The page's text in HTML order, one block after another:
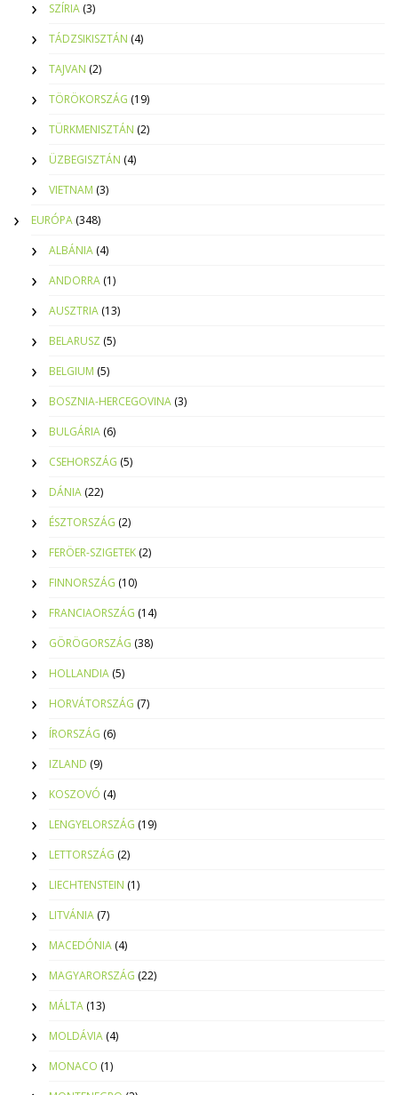
SZÍRIA (3)
TÁDZSIKISZTÁN (4)
TAJVAN (2)
TÖRÖKORSZÁG (19)
TÜRKMENISZTÁN (2)
ÜZBEGISZTÁN (4)
VIETNAM (3)
EURÓPA (348)
ALBÁNIA (4)
ANDORRA (1)
AUSZTRIA (13)
BELARUSZ (5)
BELGIUM (5)
BOSZNIA-HERCEGOVINA (3)
BULGÁRIA (6)
CSEHORSZÁG (5)
DÁNIA (22)
ÉSZTORSZÁG (2)
FERÖER-SZIGETEK (2)
FINNORSZÁG (10)
FRANCIAORSZÁG (14)
GÖRÖGORSZÁG (38)
HOLLANDIA (5)
HORVÁTORSZÁG (7)
ÍRORSZÁG (6)
IZLAND (9)
KOSZOVÓ (4)
LENGYELORSZÁG (19)
LETTORSZÁG (2)
LIECHTENSTEIN (1)
LITVÁNIA (7)
MACEDÓNIA (4)
MAGYARORSZÁG (22)
MÁLTA (13)
MOLDÁVIA (4)
MONACO (1)